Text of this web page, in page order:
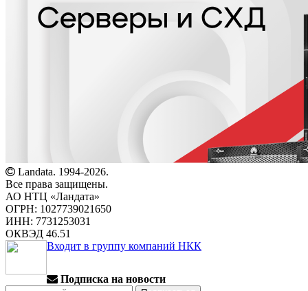
Landata. 1994-2026.
Все права защищены.
АО НТЦ «Ландата»
ОГРН: 1027739021650
ИНН: 7731253031
ОКВЭД 46.51
Входит в группу компаний НКК
Подписка на новости